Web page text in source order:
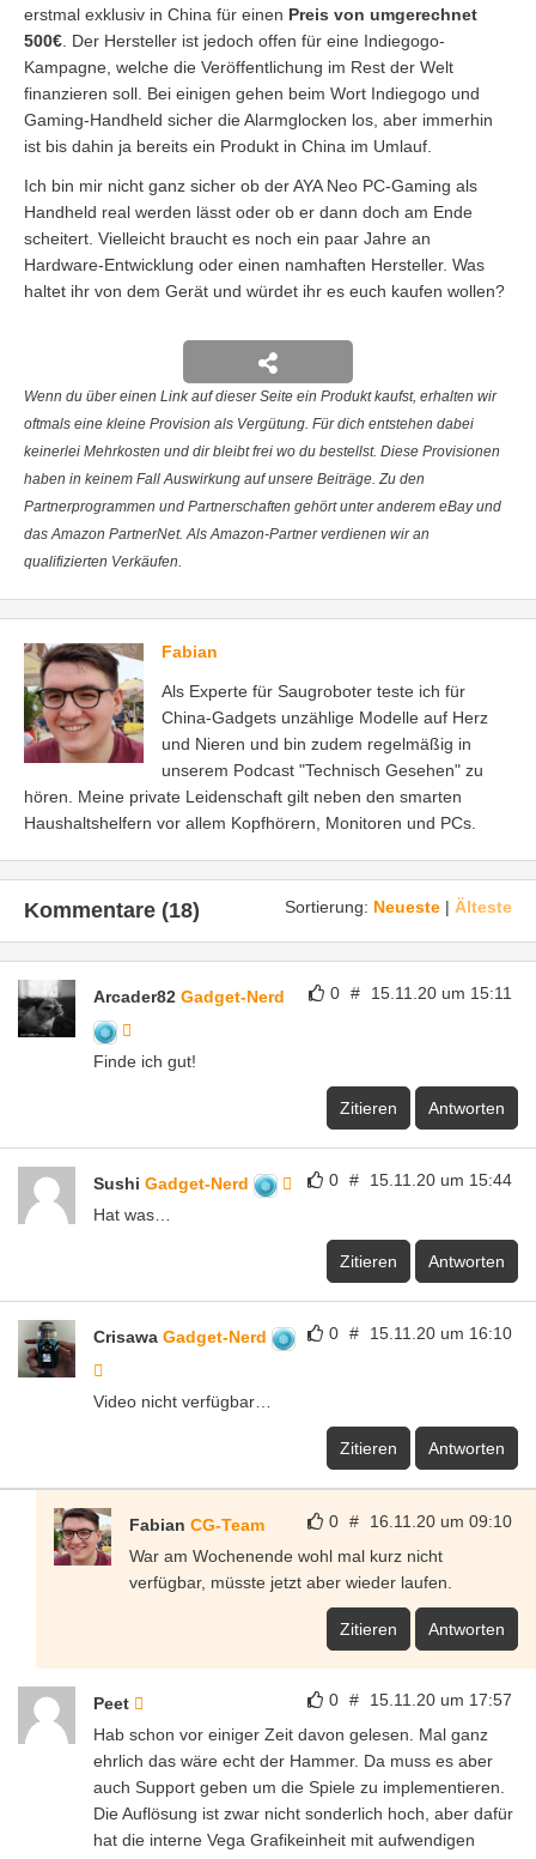
erstmal exklusiv in China für einen Preis von umgerechnet
500€. Der Hersteller ist jedoch offen für eine Indiegogo-
Kampagne, welche die Veröffentlichung im Rest der Welt
finanzieren soll. Bei einigen gehen beim Wort Indiegogo und
Gaming-Handheld sicher die Alarmglocken los, aber immerhin
ist bis dahin ja bereits ein Produkt in China im Umlauf.
Ich bin mir nicht ganz sicher ob der AYA Neo PC-Gaming als
Handheld real werden lässt oder ob er dann doch am Ende
scheitert. Vielleicht braucht es noch ein paar Jahre an
Hardware-Entwicklung oder einen namhaften Hersteller. Was
haltet ihr von dem Gerät und würdet ihr es euch kaufen wollen?
Wenn du über einen Link auf dieser Seite ein Produkt kaufst, erhalten wir
oftmals eine kleine Provision als Vergütung. Für dich entstehen dabei
keinerlei Mehrkosten und dir bleibt frei wo du bestellst. Diese Provisionen
haben in keinem Fall Auswirkung auf unsere Beiträge. Zu den
Partnerprogrammen und Partnerschaften gehört unter anderem eBay und
das Amazon PartnerNet. Als Amazon-Partner verdienen wir an
qualifizierten Verkäufen.
Fabian
Als Experte für Saugroboter teste ich für
China-Gadgets unzählige Modelle auf Herz
und Nieren und bin zudem regelmäßig in
unserem Podcast "Technisch Gesehen" zu
hören. Meine private Leidenschaft gilt neben den smarten
Haushaltshelfern vor allem Kopfhörern, Monitoren und PCs.
Sortierung: Neueste | Älteste
Kommentare (18)
0 # 15.11.20 um 15:11
Arcader82 Gadget-Nerd
Finde ich gut!
Zitieren Antworten
0 # 15.11.20 um 15:44
Sushi Gadget-Nerd
Hat was…
Zitieren Antworten
0 # 15.11.20 um 16:10
Crisawa Gadget-Nerd
Video nicht verfügbar…
Zitieren Antworten
0 # 16.11.20 um 09:10
Fabian CG-Team
War am Wochenende wohl mal kurz nicht
verfügbar, müsste jetzt aber wieder laufen.
Zitieren Antworten
0 # 15.11.20 um 17:57
Peet
Hab schon vor einiger Zeit davon gelesen. Mal ganz
ehrlich das wäre echt der Hammer. Da muss es aber
auch Support geben um die Spiele zu implementieren.
Die Auflösung ist zwar nicht sonderlich hoch, aber dafür
hat die interne Vega Grafikeinheit mit aufwendigen